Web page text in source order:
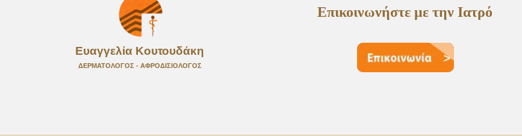
Ευαγγελία Κουτουδάκη
ΔΕΡΜΑΤΟΛΟΓΟΣ - ΑΦΡΟΔΙΣΙΟΛΟΓΟΣ
Επικοινωνήστε με την Ιατρό